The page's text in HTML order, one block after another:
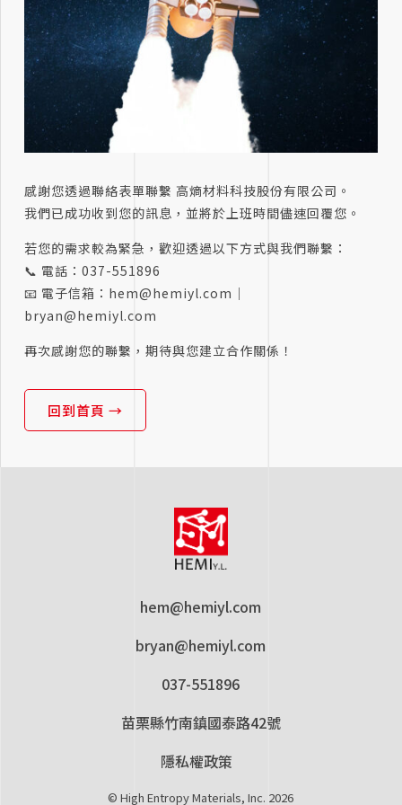
感謝您透過聯絡表單聯繫 高熵材料科技股份有限公司。
我們已成功收到您的訊息，並將於上班時間儘速回覆您。
若您的需求較為緊急，歡迎透過以下方式與我們聯繫：
📞 電話： 037-551896
📧 電子信箱：hem@hemiyl.com｜
bryan@hemiyl.com
再次感謝您的聯繫，期待與您建立合作關係！
回到首頁 →
hem@hemiyl.com
bryan@hemiyl.com
037-551896
苗栗縣竹南鎮國泰路42號
隱私權政策
© High Entropy Materials, Inc. 2026